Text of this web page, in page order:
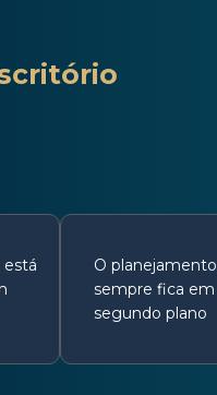
O planejamento
sempre fica em
segundo plano